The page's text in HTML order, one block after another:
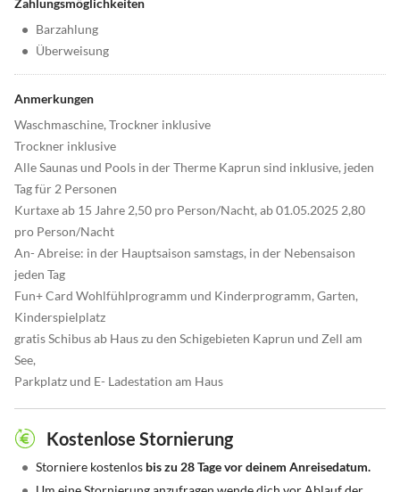
Zahlungsmöglichkeiten
• Barzahlung
• Überweisung
Anmerkungen
Waschmaschine, Trockner inklusive
Trockner inklusive
Alle Saunas und Pools in der Therme Kaprun sind inklusive, jeden
Tag für 2 Personen
Kurtaxe ab 15 Jahre 2,50 pro Person/Nacht, ab 01.05.2025 2,80
pro Person/Nacht
An- Abreise: in der Hauptsaison samstags, in der Nebensaison
jeden Tag
Fun+ Card Wohlfühlprogramm und Kinderprogramm, Garten,
Kinderspielplatz
gratis Schibus ab Haus zu den Schigebieten Kaprun und Zell am
See,
Parkplatz und E- Ladestation am Haus
Kostenlose Stornierung
• Storniere kostenlos bis zu 28 Tage vor deinem Anreisedatum.